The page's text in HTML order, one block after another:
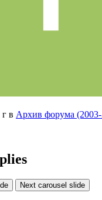
г в Архив форума
Next carousel slide